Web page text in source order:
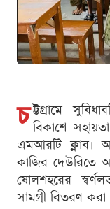
চ ট্টগ্রামে
বিকাশে
এমআরটি ক্লাব।
কাজির দেউরিতে
ষোলশহরের
সামগ্রী বিতরণ করা